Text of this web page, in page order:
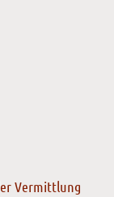
Vermittlung